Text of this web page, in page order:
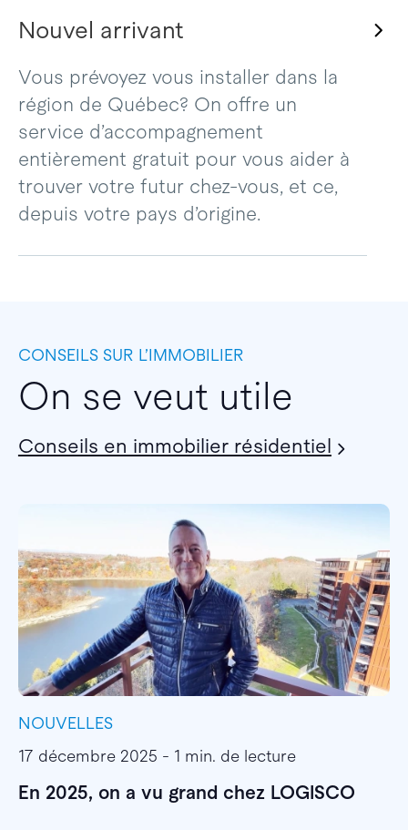
Nouvel arrivant
Vous prévoyez vous installer dans la
région de Québec? On offre un
service d’accompagnement
entièrement gratuit pour vous aider à
trouver votre futur chez-vous, et ce,
depuis votre pays d’origine.
CONSEILS SUR L’IMMOBILIER
On se veut utile
Conseils en immobilier résidentiel
NOUVELLES
17 décembre 2025 - 1 min. de lecture
En 2025, on a vu grand chez LOGISCO